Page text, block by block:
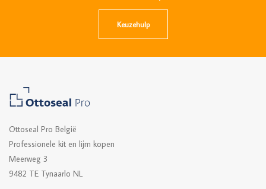
Keuzehulp
Ottoseal Pro België
Professionele kit en lijm kopen
Meerweg 3
9482 TE Tynaarlo NL